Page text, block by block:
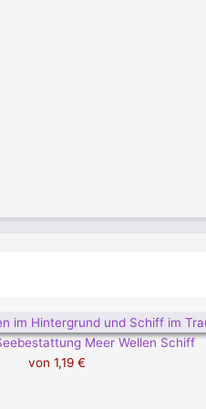
Meer Wellen Schiff
von 1,19 €